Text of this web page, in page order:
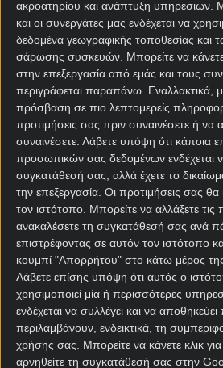
ακροατηρίου και ανάπτυξη υπηρεσιών.
και οι συνεργάτες μας ενδέχεται να
δεδομένα γεωγραφικής τοποθεσίας και
σάρωσης συσκευών. Μπορείτε να κάνετε
στην επεξεργασία από εμάς και τους
περιγράφεται παραπάνω. Εναλλακτικά,
πρόσβαση σε πιο λεπτομερείς
προτιμήσεις σας πριν συναινέσετε ή να
συναινέσετε. Λάβετε υπόψη ότι κάποια
προσωπικών σας δεδομένων ενδέχεται
συγκατάθεσή σας, αλλά έχετε το
την επεξεργασία. Οι προτιμήσεις σας
τον ιστότοπο. Μπορείτε να αλλάξετε τις
ανακαλέσετε τη συγκατάθεσή σας ανά
επιστρέφοντας σε αυτόν τον ιστότοπο
κουμπί "Απορρήτου" στο κάτω μέρος της
Λάβετε επίσης υπόψη ότι αυτός ο
χρησιμοποιεί μία ή περισσότερες
ενδέχεται να συλλέγει και να
περιλαμβάνουν, ενδεικτικά, τη
χρήσης σας. Μπορείτε να κάνετε κλικ
αρνηθείτε τη συγκατάθεσή σας στην
Αρχική Σελίδα
Χρήστος
Προγνωστικά
Βαθμολογίες -
Κουπόνι
Πρόγραμμα TV
Προσφορές*
Για όλες τιςΠροσφορές: